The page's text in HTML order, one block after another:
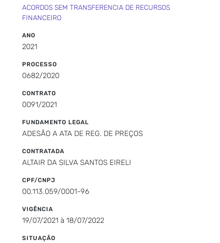
ACORDOS SEM TRANSFERENCIA DE RECURSOS
FINANCEIRO
ANO
2021
PROCESSO
0682/2020
CONTRATO
0091/2021
FUNDAMENTO LEGAL
ADESÃO A ATA DE REG. DE PREÇOS
CONTRATADA
ALTAIR DA SILVA SANTOS EIRELI
CPF/CNPJ
00.113.059/0001-96
VIGÊNCIA
19/07/2021 à 18/07/2022
SITUAÇÃO